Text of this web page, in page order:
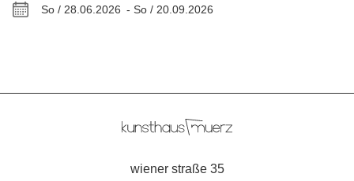
So / 28.06.2026 - So / 20.09.2026
wiener straße 35